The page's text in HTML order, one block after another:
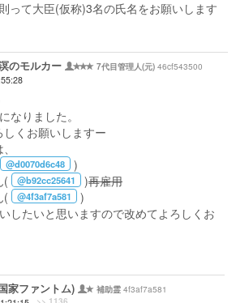
って大臣(仮称)3名の氏名をお願いします
のモルカー 7代目管理人(元) 46cf543500
なりました。
しくお願いしますー
@d0070d6c48
)
(
@b92cc25641 )再雇用
(
@4f3af7a581
)
したいと思いますので改めてよろしくお
家ファントム) 補助霊 4f3af7a581